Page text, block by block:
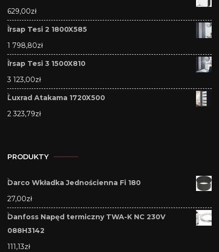
629,00zł
Irsap Tesi 2 1800X585
1 798,80zł
Irsap Tesi 3 1500X810
3 123,00zł
Luxrad Atakama 1720X500
2 323,79zł
PRODUKTY
Darco Wkładka Jednościenna Fi 180
27,00zł
Danfoss Napęd termiczny TWA-K NC 230V
088H3142
111,13zł